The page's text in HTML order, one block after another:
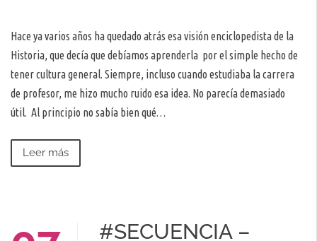
Hace ya varios años ha quedado atrás esa visión enciclopedista de la
Historia, que decía que debíamos aprenderla por el simple hecho de
tener cultura general. Siempre, incluso cuando estudiaba la carrera
de profesor, me hizo mucho ruido esa idea. No parecía demasiado
útil. Al principio no sabía bien qué…
Leer más
#SECUENCIA –